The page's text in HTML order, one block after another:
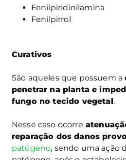
Fenilpiridinilamina
Fenilpirrol
Curativos
São aqueles que possuem a
penetrar na planta e
fungo no tecido vegetal.
Nesse caso ocorre
reparação dos danos
patógeno, sendo uma ação